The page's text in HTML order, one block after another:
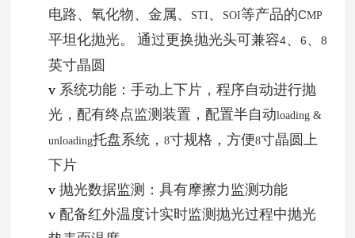
电路、氧化物、金属、
STI 、 SOI等产品的CMP
平坦化抛光。 通过更换抛光头可兼容4、6、8
英寸晶圆
v 系统功能：手动上下片，程序自动进行抛
光，配有终点监测装置，配置半自动loading &
unloading托盘系统，8寸规格，方便8寸晶圆上
下片
v抛光数据监测：具有摩擦力监测功能
v配备红外温度计实时监测抛光过程中抛光